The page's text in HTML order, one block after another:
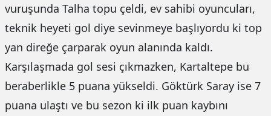
vuruşunda Talha topu çeldi, ev sahibi oyuncuları,
teknik heyeti gol diye sevinmeye başlıyordu ki top
yan direğe çarparak oyun alanında kaldı.
Karşılaşmada gol sesi çıkmazken, Kartaltepe bu
beraberlikle 5 puana yükseldi. Göktürk Saray ise 7
puana ulaştı ve bu sezon ki ilk puan kaybını